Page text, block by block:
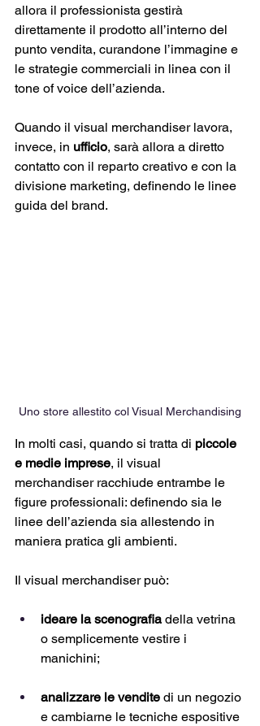
allora il professionista gestirà
direttamente il prodotto all’interno del
punto vendita, curandone l’immagine e
le strategie commerciali in linea con il
tone of voice dell’azienda.
Quando il visual merchandiser lavora,
invece, in ufficio, sarà allora a diretto
contatto con il reparto creativo e con la
divisione marketing, definendo le linee
guida del brand.
Uno store allestito col Visual Merchandising
In molti casi, quando si tratta di piccole
e medie imprese, il visual
merchandiser racchiude entrambe le
figure professionali: definendo sia le
linee dell’azienda sia allestendo in
maniera pratica gli ambienti.
Il visual merchandiser può:
ideare la scenografia della vetrina
o semplicemente vestire i
manichini;
analizzare le vendite di un negozio
e cambiarne le tecniche espositive